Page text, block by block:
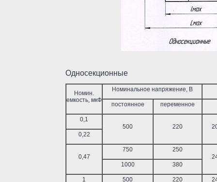
Односекционные
Номин.
емкость, мкФ
Номинальное напряжение, В
постоянное переменное
0,1
500
220
0,22
0,47
750
250
1000
380
1 500 220